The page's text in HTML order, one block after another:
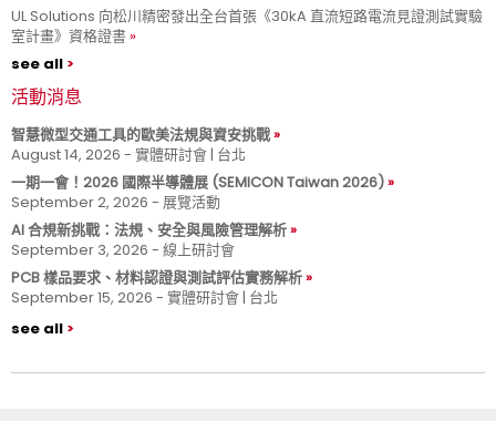
UL Solutions 向松川精密發出全台首張《30kA 直流短路電流見證測試實驗
室計畫》資格證書
see all
活動消息
智慧微型交通工具的歐美法規與資安挑戰
August 14, 2026 - 實體研討會 | 台北
一期一會！2026 國際半導體展 (SEMICON Taiwan 2026)
September 2, 2026 - 展覽活動
AI 合規新挑戰：法規、安全與風險管理解析
September 3, 2026 - 線上研討會
PCB 樣品要求、材料認證與測試評估實務解析
September 15, 2026 - 實體研討會 | 台北
see all